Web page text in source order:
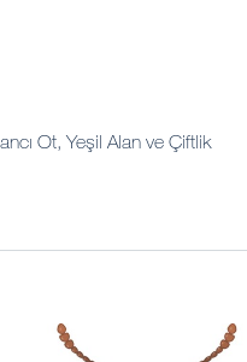
Ot, Yeşil Alan ve Çiftlik